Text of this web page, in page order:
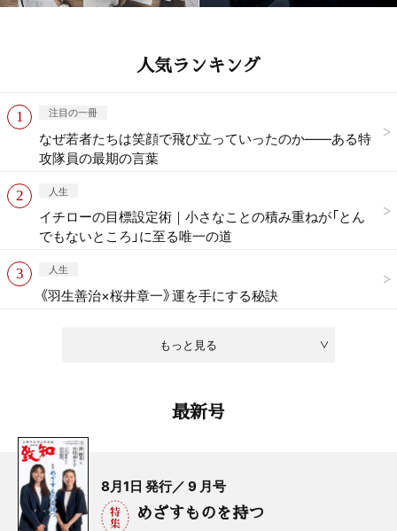
人気ランキング
もっと見る
注目の一冊
なぜ若者たちは笑顔で飛び立っていったのか——ある特
攻隊員の最期の言葉
人生
イチローの目標設定術｜小さなことの積み重ねが「とん
でもないところ」に至る唯一の道
人生
《羽生善治×桜井章一》運を手にする秘訣
最新号
8月1日 発行／ 9 月号
めざすものを持つ